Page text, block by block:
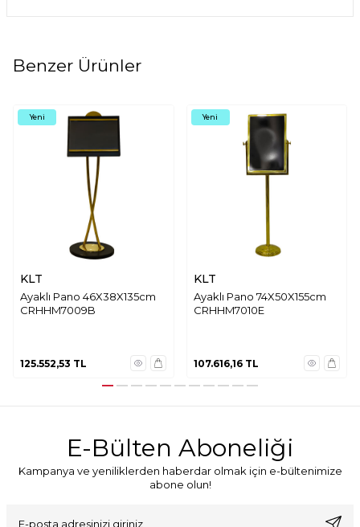
Benzer Ürünler
Yeni
KLT
Ayaklı Pano 46X38X135cm
CRHHM7009B
125.552,53 TL
Yeni
KLT
Ayaklı Pano 74X50X155cm
CRHHM7010E
107.616,16TL
E-Bülten Aboneliği
Kampanya ve yeniliklerden haberdar olmak için e-bültenimize
abone olun!